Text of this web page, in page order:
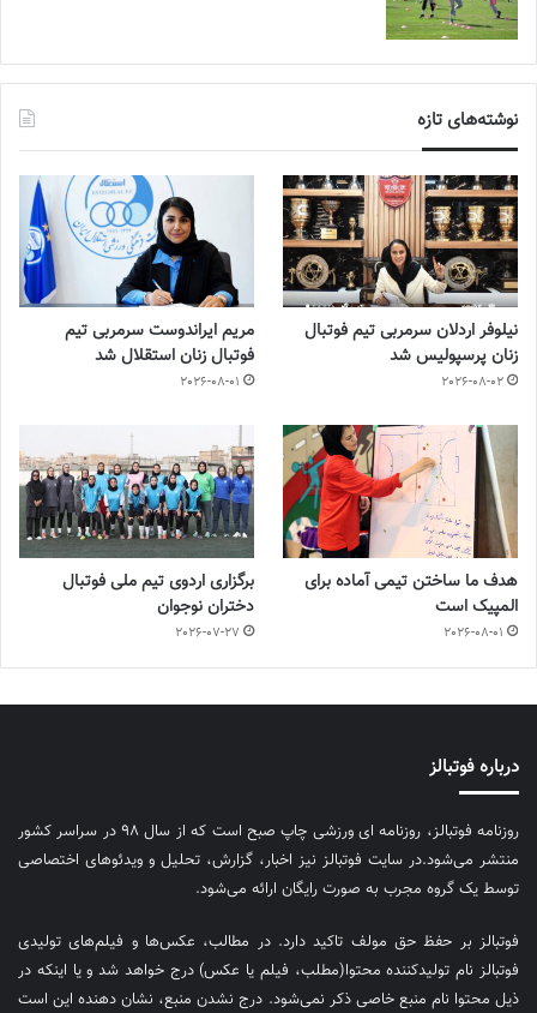
نوشته‌های تازه
نیلوفر اردلان سرمربی تیم فوتبال
زنان پرسپولیس شد
2026-08-02
مریم ایراندوست سرمربی تیم
فوتبال زنان استقلال شد
2026-08-01
هدف ما ساختن تیمی آماده برای
المپیک است
2026-08-01
برگزاری اردوی تیم ملی فوتبال
دختران نوجوان
2026-07-27
درباره فوتبالز
روزنامه فوتبالز، روزنامه ای ورزشی چاپ صبح است که از سال ۹۸ در سراسر کشور
منتشر می‌شود.در سایت فوتبالز نیز اخبار، گزارش، تحلیل و ویدئوهای اختصاصی
توسط یک گروه مجرب به صورت رایگان ارائه می‌شود.
فوتبالز بر حفظ حق مولف تاکید دارد. در مطالب، عکس‌ها و فیلم‌های تولیدی
فوتبالز نام تولیدکننده محتوا(مطلب، فیلم یا عکس) درج خواهد شد و یا اینکه در
ذیل محتوا نام منبع خاصی ذکر نمی‌‎شود. درج نشدن منبع، نشان دهنده این است